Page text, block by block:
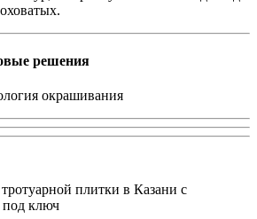
решения
окрашивания
плитки в Казани с
под ключ